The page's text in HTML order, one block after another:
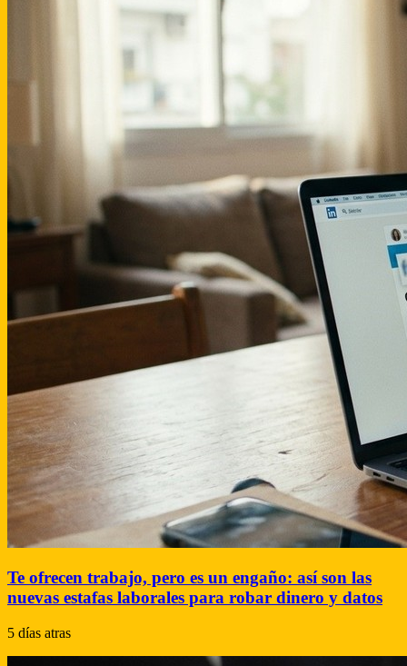
Te ofrecen trabajo, pero es un engaño: así son las
nuevas estafas laborales para robar dinero y datos
5 días atras